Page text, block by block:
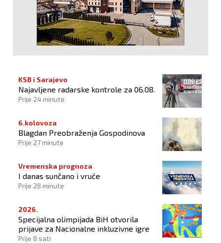
KSB i Sarajevo
Najavljene radarske kontrole za 06.08.
Prije 24 minute
6.kolovoza
Blagdan Preobraženja Gospodinova
Prije 27 minute
Vremenska prognoza
I danas sunčano i vruće
Prije 28 minute
2026.
Specijalna olimpijada BiH otvorila
prijave za Nacionalne inkluzivne igre
Prije 8 sati